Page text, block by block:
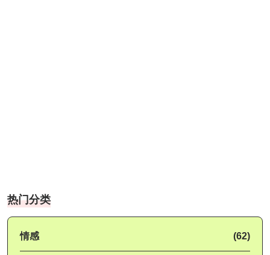
热门分类
情感 (62)